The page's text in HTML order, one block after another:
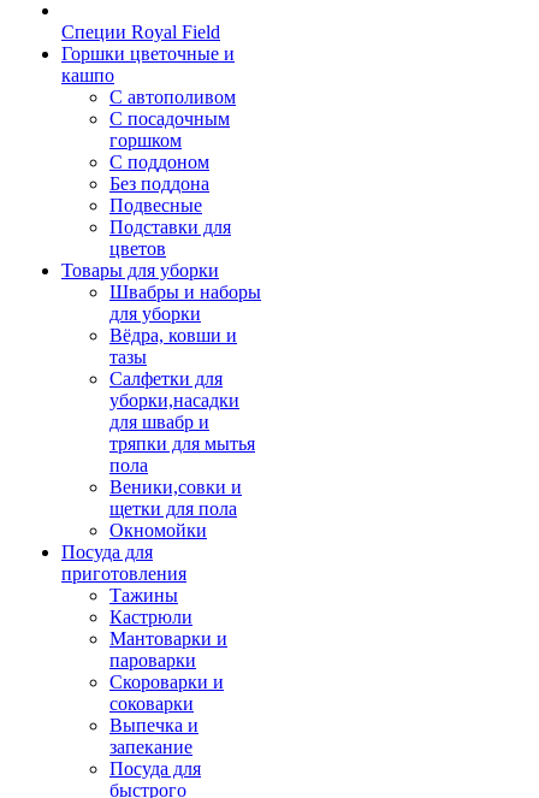
Специи Royal Field
Горшки цветочные и
кашпо
С автополивом
С посадочным
горшком
С поддоном
Без поддона
Подвесные
Подставки для
цветов
Товары для уборки
Швабры и наборы
для уборки
Вёдра, ковши и
тазы
Салфетки для
уборки,насадки
для швабр и
тряпки для мытья
пола
Веники,совки и
щетки для пола
Окномойки
Посуда для
приготовления
Тажины
Кастрюли
Мантоварки и
пароварки
Скороварки и
соковарки
Выпечка и
запекание
Посуда для
быстрого